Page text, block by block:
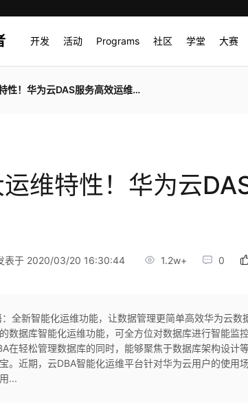
开发 活动 Programs 社区 学堂 大赛
！华为云DAS服务高效运维有妙招
维特性！华为云
表于 2020/03/20 16:30:44 1.2w+ 0
：全新智能化运维功能，让数据管理更简单高效华为云
数据库智能化运维功能，可全方位对数据库进行智能监
在轻松管理数据库的同时，能够聚焦于数据库架构设计
。近期，云DBA智能化运维平台针对华为云用户的使用
...